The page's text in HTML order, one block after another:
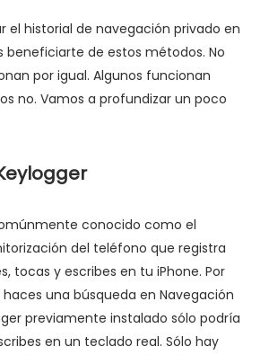
el historial de navegación privado en
beneficiarte de estos métodos. No
por igual. Algunos funcionan
no. Vamos a profundizar un poco
conocido como el
del teléfono que registra
tocas y escribes en tu iPhone. Por
una búsqueda en Navegación
previamente instalado sólo podría
en un teclado real. Sólo hay